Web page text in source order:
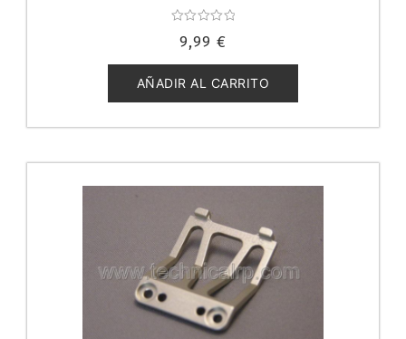
con
de
5
9,99 €
AÑADIR AL CARRITO